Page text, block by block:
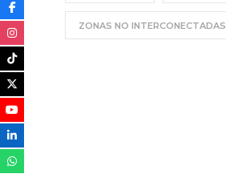
ZONAS NO INTERCONECTADAS